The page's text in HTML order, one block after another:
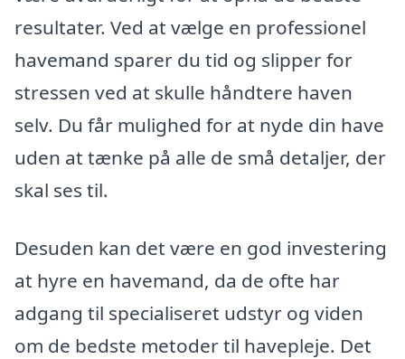
resultater. Ved at vælge en professionel
havemand sparer du tid og slipper for
stressen ved at skulle håndtere haven
selv. Du får mulighed for at nyde din have
uden at tænke på alle de små detaljer, der
skal ses til.
Desuden kan det være en god investering
at hyre en havemand, da de ofte har
adgang til specialiseret udstyr og viden
om de bedste metoder til havepleje. Det